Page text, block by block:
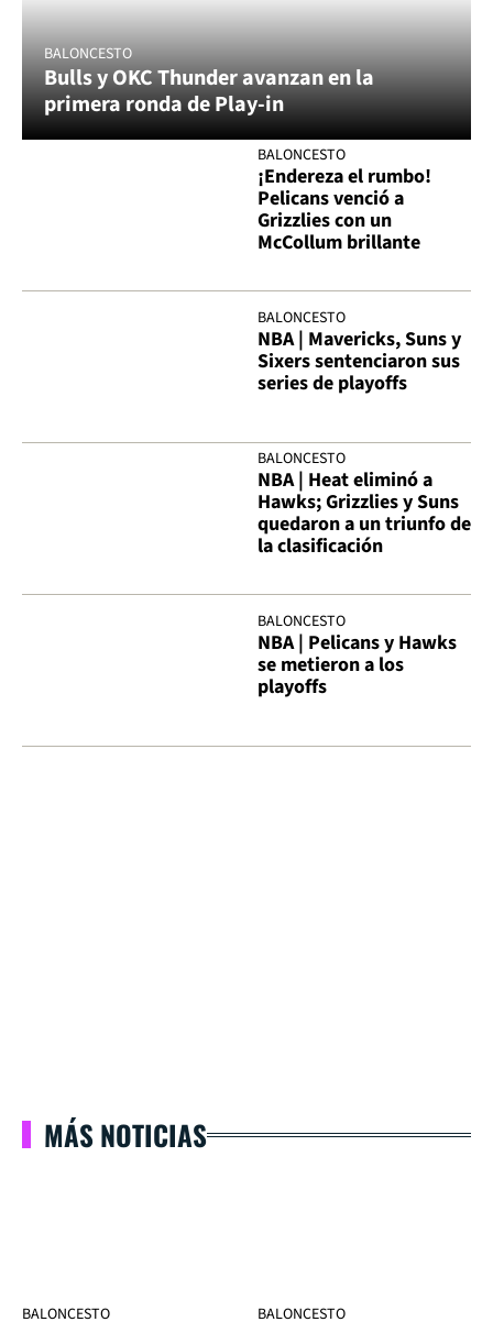
BALONCESTO
Bulls y OKC Thunder avanzan en la
primera ronda de Play-in
BALONCESTO
¡Endereza el rumbo!
Pelicans venció a
Grizzlies con un
McCollum brillante
BALONCESTO
NBA | Mavericks, Suns y
Sixers sentenciaron sus
series de playoffs
BALONCESTO
NBA | Heat eliminó a
Hawks; Grizzlies y Suns
quedaron a un triunfo de
la clasificación
BALONCESTO
NBA | Pelicans y Hawks
se metieron a los
playoffs
MÁS NOTICIAS
BALONCESTO BALONCESTO